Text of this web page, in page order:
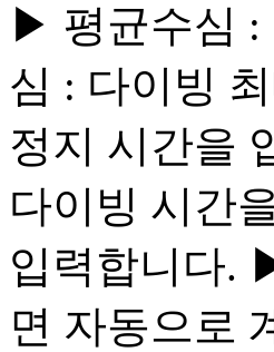
▶ 평균수심 :
심 : 다이빙
정지 시간을
다이빙 시간
입력합니다.
면 자동으로